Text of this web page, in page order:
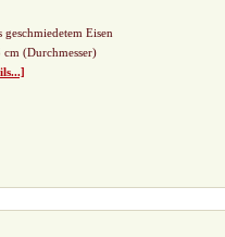
geschmiedetem Eisen
(Durchmesser)